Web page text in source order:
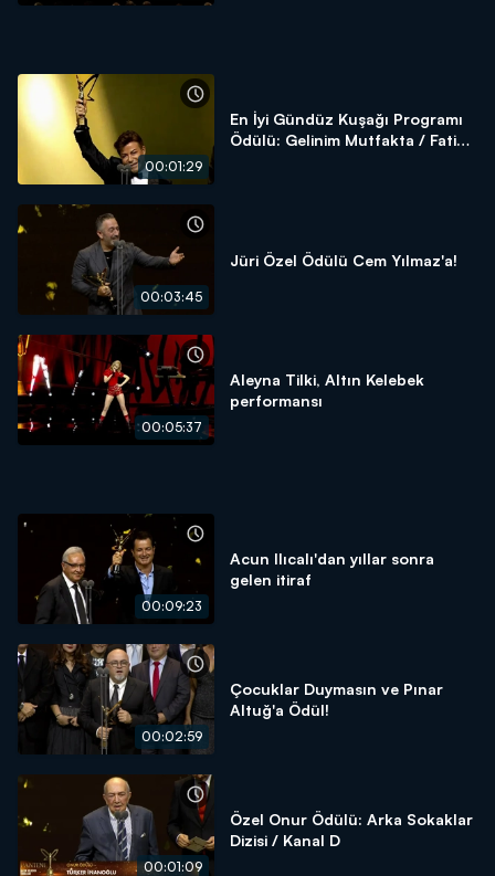
00:01:29
En İyi Gündüz Kuşağı Programı
Ödülü: Gelinim Mutfakta / Fatih
00:03:45
Jüri Özel Ödülü Cem Yılmaz'a!
00:05:37
Aleyna Tilki, Altın Kelebek
performansı
00:09:23
Acun Ilıcalı'dan yıllar sonra
gelen itiraf
00:02:59
Çocuklar Duymasın ve Pınar
Altuğ'a Ödül!
00:01:09
Özel Onur Ödülü: Arka Sokaklar
Dizisi / Kanal D